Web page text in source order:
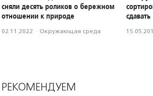
сняли десять роликов о бережном
отношении к природе
02.11.2022 · Окружающая среда
сдавать
РЕКОМЕНДУЕМ